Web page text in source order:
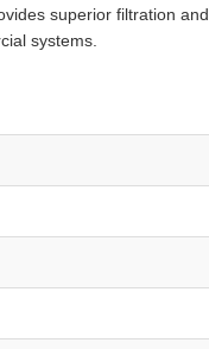
superior filtration and
systems.